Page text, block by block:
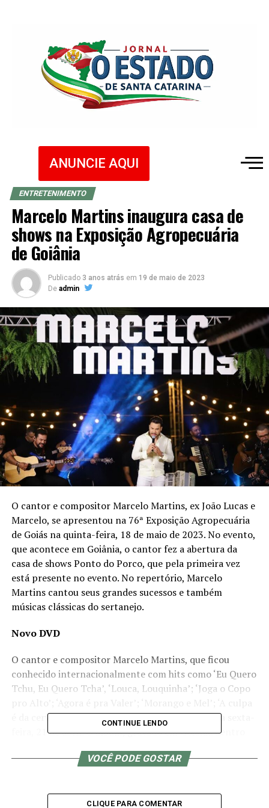
ANUNCIE AQUI
ENTRETENIMENTO
Marcelo Martins inaugura casa de
shows na Exposição Agropecuária
de Goiânia
Publicado 3 anos atrás em 19 de maio de 2023
De admin
O cantor e compositor Marcelo Martins, ex João Lucas e
Marcelo, se apresentou na 76ª Exposição Agropecuária
de Goiás na quinta-feira, 18 de maio de 2023. No evento,
que acontece em Goiânia, o cantor fez a abertura da
casa de shows Ponto do Porco, que pela primeira vez
está presente no evento. No repertório, Marcelo
Martins cantou seus grandes sucessos e também
músicas clássicas do sertanejo.
Novo DVD
O cantor e compositor Marcelo Martins, que ficou
conhecido internacionalmente com hits como ‘Eu Quero
Tchu, Eu Quero Tcha’, ‘Louca, Louquinha’; ‘Joga o Copo
é da cerveja’, lançou seu primeiro DVD solo Nesta sexta-
feira, 21 de abril. O álbum, gravado em Goiânia dentro
músicas inéditas e sete e Pout-pourri.
“Chorar fazendo amor”, que será a primeira música a ser
CONTINUE LENDO
VOCÊ PODE GOSTAR
CLIQUE PARA COMENTAR